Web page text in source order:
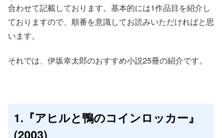
合わせて記載しております。基本的には1作品目を紹介し
ておりますので、順番を意識してお読みいただければと思
います。
それでは、伊坂幸太郎のおすすめ小説25冊の紹介です。
1.『アヒルと鴨のコインロッカー』
(2003)